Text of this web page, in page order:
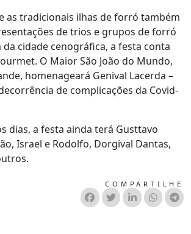
as tradicionais ilhas de forró também
de trios e grupos de forró
da cidade cenográfica, a festa conta
O Maior São João do Mundo,
homenageará Genival Lacerda –
de complicações da Covid-
dias, a festa ainda terá Gusttavo
Israel e Rodolfo, Dorgival Dantas,
COMPARTILHE